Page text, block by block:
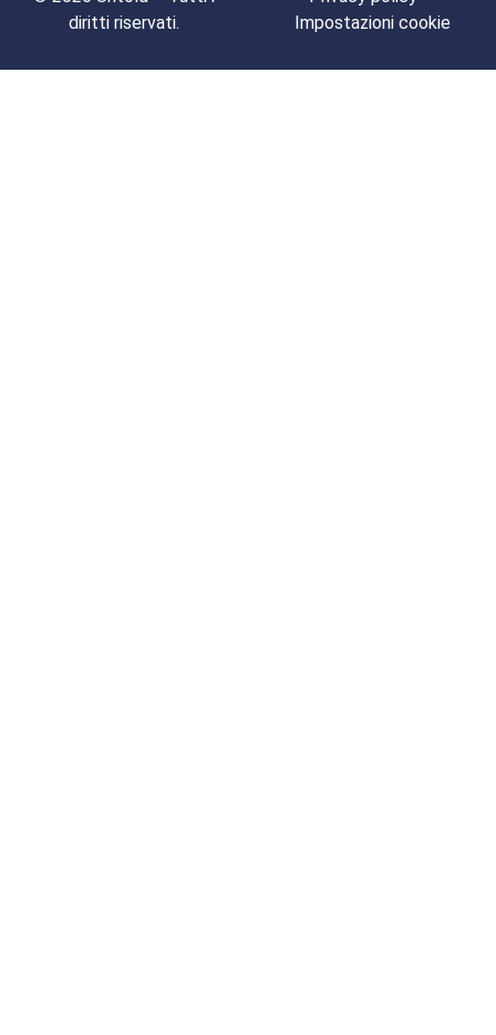
diritti riservati.
Impostazioni cookie